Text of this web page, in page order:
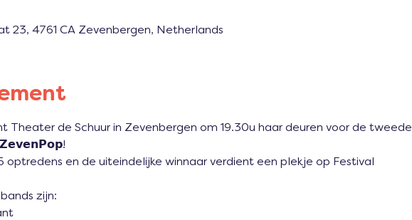
23, 4761 CA Zevenbergen, Netherlands
Theater de Schuur in Zevenbergen om 19.30u haar deuren voor de tweede
𝗭𝗲𝘃𝗲𝗻𝗣𝗼𝗽!
optredens en de uiteindelijke winnaar verdient een plekje op Festival
zijn: